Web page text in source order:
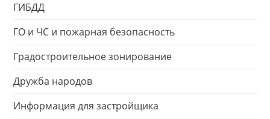
ГИБДД
ГО и ЧС и пожарная безопасность
Градостроительное зонирование
Дружба народов
Информация для застройщика